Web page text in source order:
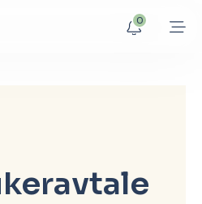
0